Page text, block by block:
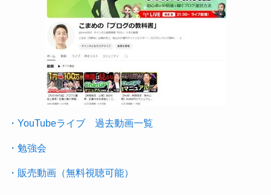
・YouTubeライブ 過去動画一覧
・勉強会
・販売動画（無料視聴可能）